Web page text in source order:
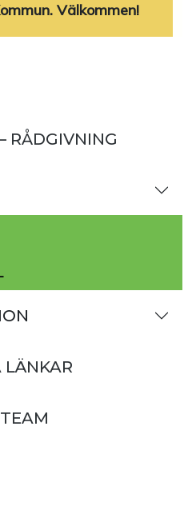
Välkommen!
RÅDGIVNING
LÄNKAR